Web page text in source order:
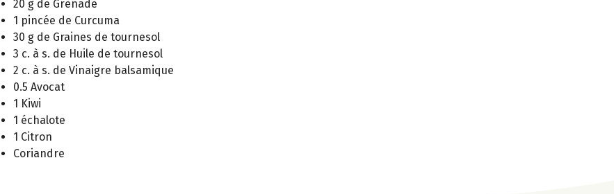
20 g de Grenade
1 pincée de Curcuma
30 g de Graines de tournesol
3 c. à s. de Huile de tournesol
2 c. à s. de Vinaigre balsamique
0.5 Avocat
1 Kiwi
1 échalote
1 Citron
Coriandre